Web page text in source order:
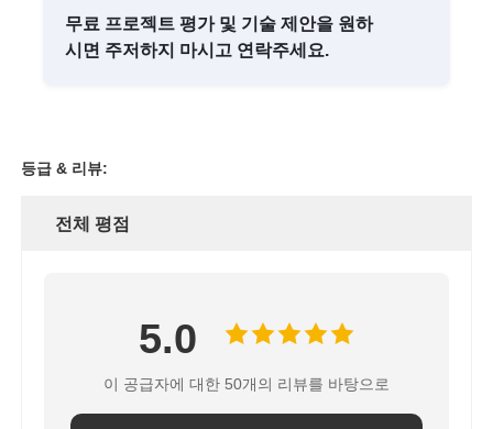
무료 프로젝트 평가 및 기술 제안을 원하
시면 주저하지 마시고 연락주세요.
등급 & 리뷰:
전체 평점
5.0
이 공급자에 대한 50개의 리뷰를 바탕으로